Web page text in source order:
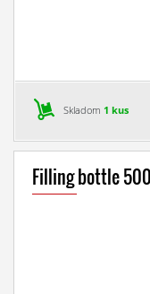
Skladom 1 kus
Filling bottle